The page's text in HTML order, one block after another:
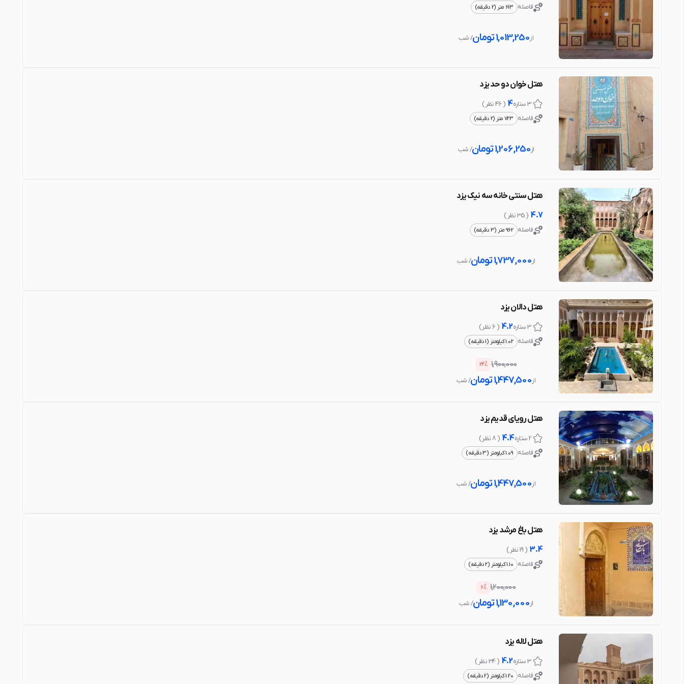
فاصله 613 متر (2 دقیقه)
از1,013,250تومان/ شب
هتل خوان دو حد یزد
3 ستاره 4 ( 46 نظر )
فاصله
723 متر (2 دقیقه)
از1,206,250تومان/ شب
هتل سنتی خانه سه نیک یزد
4.7 ( 35 نظر )
فاصله
962 متر (3 دقیقه)
از1,737,000تومان/ شب
هتل دالان یزد
3 ستاره 4.2 ( 6 نظر )
فاصله
1.02 کیلومتر (1 دقیقه)
1,900,000
%
24
از1,447,500تومان/ شب
هتل رویای قدیم یزد
2 ستاره 4.4 ( 8 نظر )
فاصله
1.09 کیلومتر (3 دقیقه)
از1,447,500تومان/ شب
هتل باغ مرشد یزد
3.4 ( 19 نظر )
فاصله
1.10 کیلومتر (2 دقیقه)
1,200,000
%
6
از1,130,000تومان/ شب
هتل لاله یزد
3 ستاره 4.2 ( 34 نظر )
فاصله
1.20 کیلومتر (2 دقیقه)